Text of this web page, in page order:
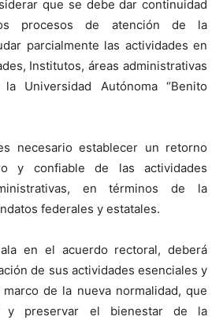
que se debe dar continuidad
procesos de atención de la
parcialmente las actividades en
Institutos, áreas administrativas
Universidad Autónoma “Benito
necesario establecer un retorno
y confiable de las actividades
en términos de la
federales y estatales.
en el acuerdo rectoral, deberá
de sus actividades esenciales y
de la nueva normalidad, que
y preservar el bienestar de la